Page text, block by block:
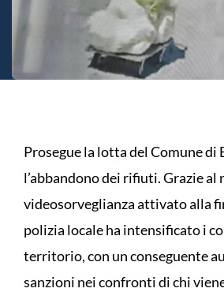
Prosegue la lotta del Comune
l’abbandono dei rifiuti. Grazie al
videosorveglianza attivato alla
polizia locale ha intensificato i
territorio, con un conseguente
sanzioni nei confronti di chi